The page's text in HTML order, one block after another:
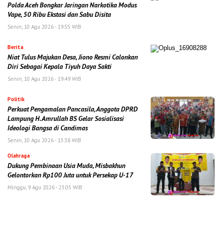
Polda Aceh Bongkar Jaringan Narkotika Modus
Vape, 50 Ribu Ekstasi dan Sabu Disita
Senin, 10 Agu 2026 - 19:55 WIB
Berita
Niat Tulus Majukan Desa, Jiono Resmi Calonkan
Diri Sebagai Kepala Tiyuh Daya Sakti
Senin, 10 Agu 2026 - 19:49 WIB
Politik
Perkuat Pengamalan Pancasila, Anggota DPRD
Lampung H. Amrullah BS Gelar Sosialisasi
Ideologi Bangsa di Candimas
Senin, 10 Agu 2026 - 13:38 WIB
Olahraga
Dukung Pembinaan Usia Muda, Misbakhun
Gelontorkan Rp100 Juta untuk Persekap U-17
Minggu, 9 Agu 2026 - 23:05 WIB